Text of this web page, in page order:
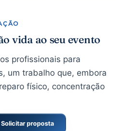
vida ao seu evento
profissionais para
um trabalho que, embora
físico, concentração
Solicitar proposta